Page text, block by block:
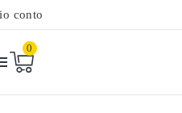
conto
0